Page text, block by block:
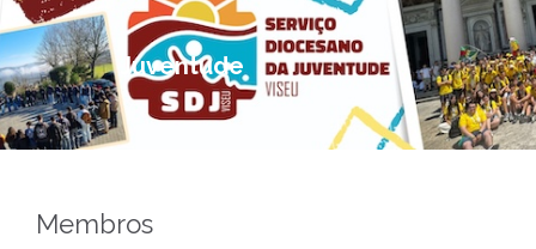
Juventude
Membros